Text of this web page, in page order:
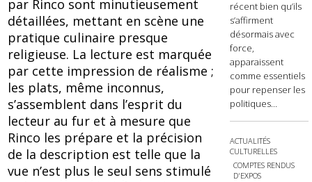
par Rinco sont minutieusement
détaillées, mettant en scène une
pratique culinaire presque
religieuse. La lecture est marquée
par cette impression de réalisme ;
les plats, même inconnus,
s’assemblent dans l’esprit du
lecteur au fur et à mesure que
Rinco les prépare et la précision
de la description est telle que la
vue n’est plus le seul sens stimulé
récent bien qu’ils
s’affirment
désormais avec
force,
apparaissent
comme essentiels
pour repenser les
politiques...
ACTUALITÉS
CULTURELLES
COMPTES RENDUS
D'EXPOS